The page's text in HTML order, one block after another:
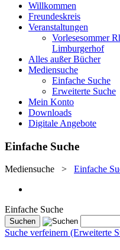
Willkommen
Freundeskreis
Veranstaltungen
Vorlesesommer
Limburgerhof
Alles außer Bücher
Mediensuche
Einfache Suche
Erweiterte Suche
Mein Konto
Downloads
Digitale Angebote
Einfache Suche
Mediensuche > Einfache
Einfache Suche
Suche verfeinern (Erweiterte